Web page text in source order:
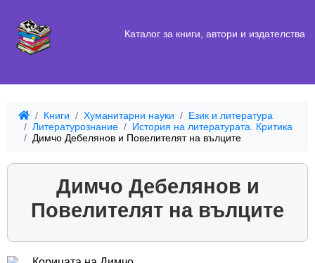
Каталог за книги, автори и издателства
Книги Хуманитарни науки
Език и литература
Литературознание
История на литературата. Критика
Димчо Дебелянов и Повелителят на вълците
Димчо Дебелянов и
Повелителят на вълците